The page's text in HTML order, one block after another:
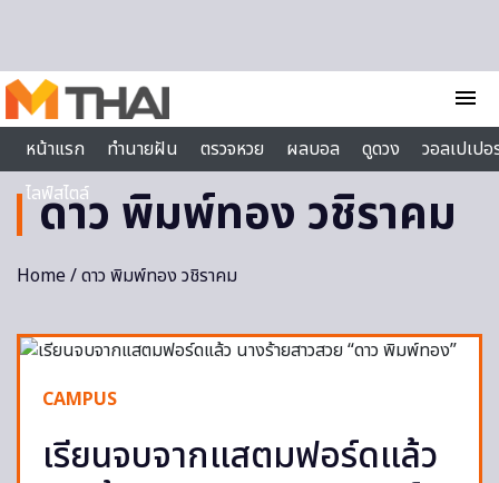
menu
หน้าแรก
ทำนายฝัน ตรวจหวย ผลบอล ดูดวง
วอลเปเป
ไลฟ์สไตล์
ดาว พิมพ์ทอง วชิราคม
Home/ ดาว พิมพ์ทอง วชิราคม
CAMPUS
เรียนจบจากแสตมฟอร์ดแล้ว